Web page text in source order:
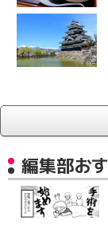
編集部お